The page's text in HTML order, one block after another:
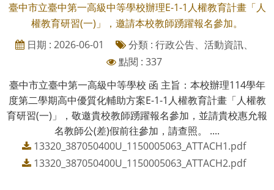
臺中市立臺中第一高級中等學校辦理E-1-1人權教育計畫「人
權教育研習(一)」，邀請本校教師踴躍報名參加。
日期 : 2026-06-01
分類 : 行政公告、活動資訊、
點閱 : 337
臺中市立臺中第一高級中等學校 函 主旨：本校辦理114學年
度第二學期高中優質化輔助方案E-1-1人權教育計畫「人權教
育研習(一)」，敬邀貴校教師踴躍報名參加，並請貴校惠允報
名教師公(差)假前往參加，請查照。 ....
13320_387050400U_1150005063_ATTACH1.pdf
13320_387050400U_1150005063_ATTACH2.pdf